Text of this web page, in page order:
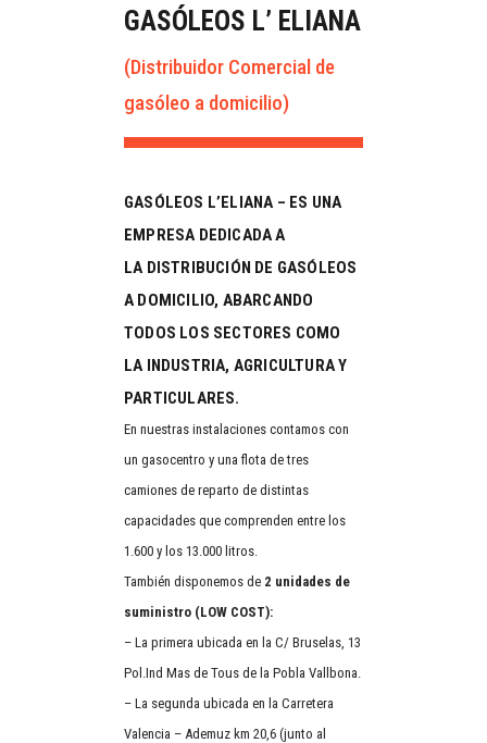
GASÓLEOS L’ ELIANA
(Distribuidor Comercial de
gasóleo a domicilio)
GASÓLEOS L’ELIANA – ES UNA
EMPRESA DEDICADA A
LA DISTRIBUCIÓN DE GASÓLEOS
A DOMICILIO, ABARCANDO
TODOS LOS SECTORES COMO
LA INDUSTRIA, AGRICULTURA Y
PARTICULARES.
En nuestras instalaciones contamos con
un gasocentro y una flota de tres
camiones de reparto de distintas
capacidades que comprenden entre los
1.600 y los 13.000 litros.
También disponemos de 2 unidades de
suministro (LOW COST):
– La primera ubicada en la C/ Bruselas, 13
Pol.Ind Mas de Tous de la Pobla Vallbona.
– La segunda ubicada en la Carretera
Valencia – Ademuz km 20,6 (junto al